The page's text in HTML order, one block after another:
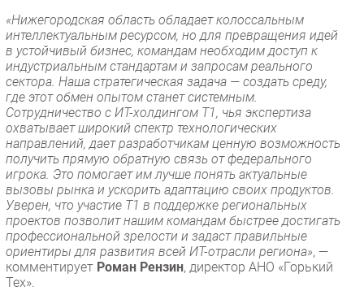
«Нижегородская область обладает колоссальным
интеллектуальным ресурсом, но для превращения идей
в устойчивый бизнес, командам необходим доступ к
индустриальным стандартам и запросам реального
сектора. Наша стратегическая задача — создать среду,
где этот обмен опытом станет системным.
Сотрудничество с ИТ-холдингом Т1, чья экспертиза
охватывает широкий спектр технологических
направлений, дает разработчикам ценную возможность
получить прямую обратную связь от федерального
игрока. Это помогает им лучше понять актуальные
вызовы рынка и ускорить адаптацию своих продуктов.
Уверен, что участие Т1 в поддержке региональных
проектов позволит нашим командам быстрее достигать
профессиональной зрелости и задаст правильные
ориентиры для развития всей ИТ-отрасли региона», —
комментирует Роман Рензин, директор АНО «Горький
Тех».